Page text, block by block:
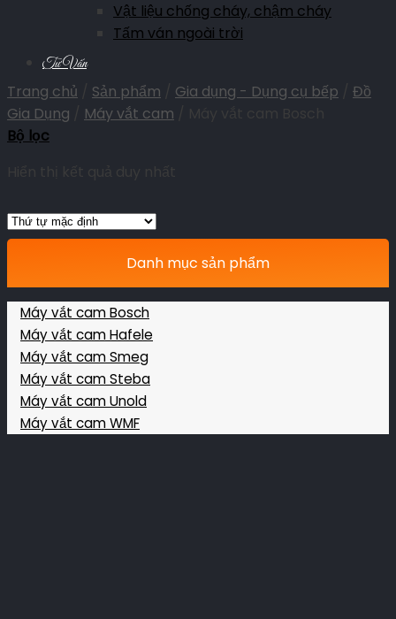
Vật liệu chống cháy, chậm cháy
Tấm ván ngoài trời
Tư Vấn
Trang chủ Sản phẩm Gia dụng - Dụng cụ bếp
Đồ
Gia Dụng
Máy vắt cam
Máy vắt cam Bosch
Bộ lọc
Hiển thị kết quả duy nhất
Danh mục sản phẩm
Máy vắt cam Bosch
Máy vắt cam Hafele
Máy vắt cam Smeg
Máy vắt cam Steba
Máy vắt cam Unold
Máy vắt cam WMF